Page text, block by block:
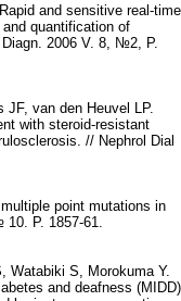
and sensitive real-time
quantification of
2006 V. 8, №2, P.
van den Heuvel LP.
with steroid-resistant
// Nephrol Dial
point mutations in
P. 1857-61.
Watabiki S, Morokuma Y.
and deafness (MIDD)